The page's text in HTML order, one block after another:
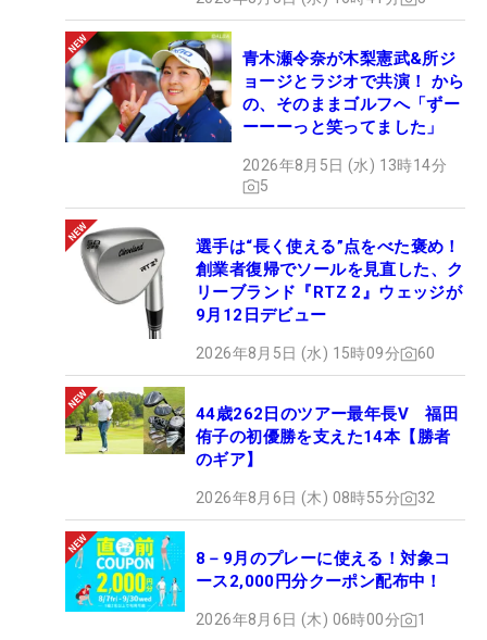
青木瀬令奈が木梨憲武&所ジ
ョージとラジオで共演！ から
の、そのままゴルフへ「ずー
ーーーっと笑ってました」
2026年8月5日 (水) 13時14分
5
選手は“長く使える”点をべた褒め！
創業者復帰でソールを見直した、ク
リーブランド『RTZ 2』ウェッジが
9月12日デビュー
2026年8月5日 (水) 15時09分 60
44歳262日のツアー最年長V 福田
侑子の初優勝を支えた14本【勝者
のギア】
2026年8月6日 (木) 08時55分 32
8－9月のプレーに使える！対象コ
ース2,000円分クーポン配布中！
2026年8月6日 (木) 06時00分 1